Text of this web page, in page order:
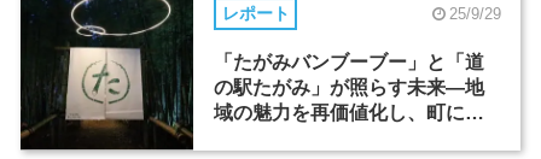
コラム レポート 25/9/29
「たがみバンブーブー」と「道
の駅たがみ」が照らす未来―地
域の魅力を再価値化し、町に賑